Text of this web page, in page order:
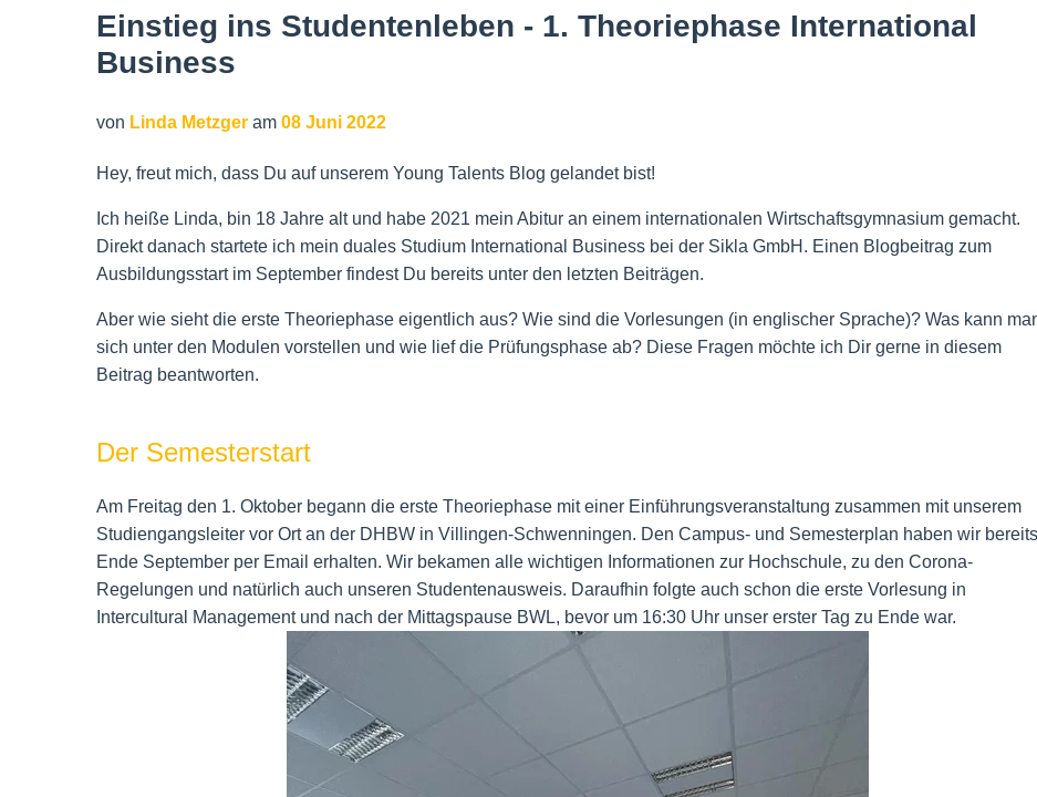
Einstieg ins Studentenleben - 1. Theoriephase International
Business
von Linda Metzger am 08 Juni 2022
Hey, freut mich, dass Du auf unserem Young Talents Blog gelandet bist!
Ich heiße Linda, bin 18 Jahre alt und habe 2021 mein Abitur an einem internationalen Wirtschaftsgymnasium gemacht.
Direkt danach startete ich mein duales Studium International Business bei der Sikla GmbH. Einen Blogbeitrag zum
Ausbildungsstart im September findest Du bereits unter den letzten Beiträgen.
Aber wie sieht die erste Theoriephase eigentlich aus? Wie sind die Vorlesungen (in englischer Sprache)? Was kann
sich unter den Modulen vorstellen und wie lief die Prüfungsphase ab? Diese Fragen möchte ich Dir gerne in diesem
Beitrag beantworten.
Der Semesterstart
Am Freitag den 1. Oktober begann die erste Theoriephase mit einer Einführungsveranstaltung zusammen mit unserem
Studiengangsleiter vor Ort an der DHBW in Villingen-Schwenningen. Den Campus- und Semesterplan haben wir bereits
Ende September per Email erhalten. Wir bekamen alle wichtigen Informationen zur Hochschule, zu den Corona-
Regelungen und natürlich auch unseren Studentenausweis. Daraufhin folgte auch schon die erste Vorlesung in
Intercultural Management und nach der Mittagspause BWL, bevor um 16:30 Uhr unser erster Tag zu Ende war.